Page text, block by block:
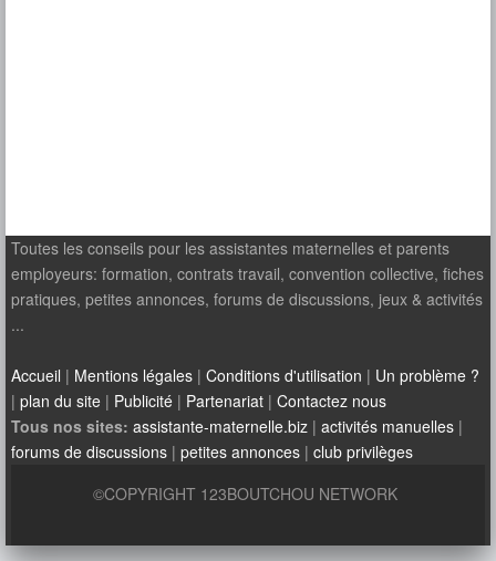
Toutes les conseils pour les assistantes maternelles et parents
employeurs: formation, contrats travail, convention collective, fiches
pratiques, petites annonces, forums de discussions, jeux & activités
...
Accueil | Mentions légales | Conditions d'utilisation | Un problème ?
| plan du site | Publicité | Partenariat | Contactez nous
Tous nos sites: assistante-maternelle.biz | activités manuelles |
forums de discussions | petites annonces | club privilèges
©COPYRIGHT 123BOUTCHOU NETWORK